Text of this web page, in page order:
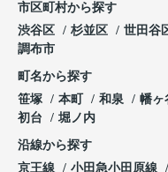
市区町村から探す
渋谷区
杉並区 世田谷
調布市
町名から探す
笹塚
本町 和泉 幡ヶ
初台
堀ノ内
沿線から探す
京王線
小田急小田原線